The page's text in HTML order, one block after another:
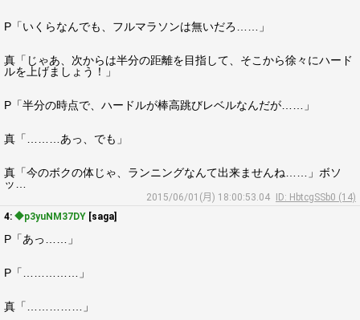
P「いくらなんでも、フルマラソンは無いだろ……」
真「じゃあ、次からは半分の距離を目指して、そこから徐々にハード
ルを上げましょう！」
P「半分の時点で、ハードルが棒高跳びレベルなんだが……」
真「………あっ、でも」
真「今のボクの体じゃ、ランニングなんて出来ませんね……」ボソ
ッ…
2015/06/01(月) 18:00:53.04
ID: HbtcgSSb0 (14)
4: ◆p3yuNM37DY [saga]
P「あっ……」
P「……………」
真「……………」